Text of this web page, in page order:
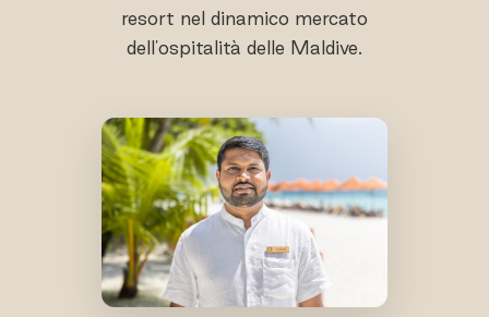
resort nel dinamico mercato
dell'ospitalità delle Maldive.